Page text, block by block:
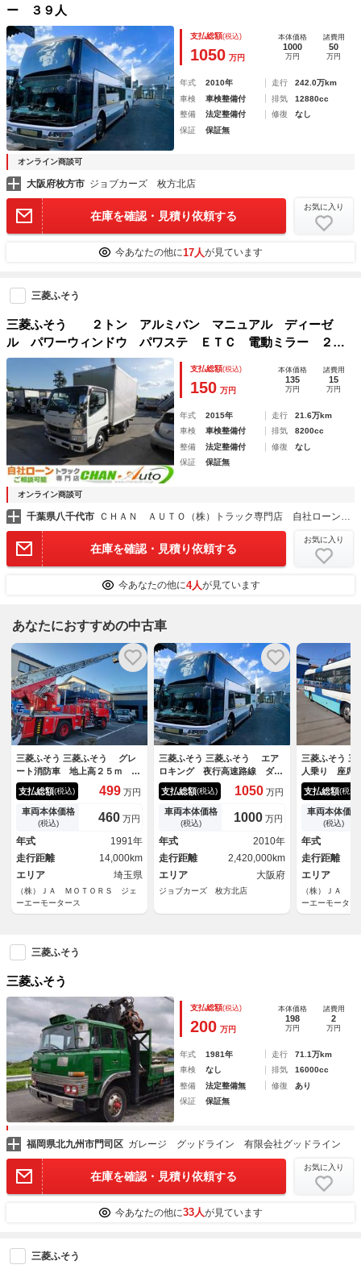
ー ３９人
支払総額(税込)
1050 万円
本体価格
1000
万円
諸費用
50
万円
年式 2010年 走行
242.0万km
車検
車検整備付 排気
12880cc
整備
法定整備付 修復
なし
保証
保証無
オンライン商談可
大阪府枚方市 ジョブカーズ 枚方北店
在庫を確認・見積り依頼する
お気に入り
今あなたの他に17人が見ています
三菱ふそう
三菱ふそう ２トン アルミバン マニュアル ディーゼ
ル パワーウィンドウ パワステ ＥＴＣ 電動ミラー ２６
０５０６
支払総額(税込)
150 万円
本体価格
135
万円
諸費用
15
万円
年式 2015年 走行
21.6万km
車検
車検整備付 排気
8200cc
整備
法定整備付 修復
なし
保証
保証無
オンライン商談可
千葉県八千代市 ＣＨＡＮ ＡＵＴＯ（株）トラック専門店 自社ローン・自社リース・レンタカー
在庫を確認・見積り依頼する
お気に入り
今あなたの他に4人が見ています
あなたにおすすめの中古車
三菱ふそう 三菱ふそう グレ
ート消防車 地上高２５ｍ ワ
ンオーナー 記録簿 ＰＴＯ
水ポンプ ６速ＭＴ ６人乗
り 法定整備 車検１年
支払総額(税込) 499 万円
車両本体価格
(税込) 460 万円
年式
1991年
走行距離
14,000km
エリア
埼玉県
（株）ＪＡ ＭＯＴＯＲＳ ジェ
ーエーモータース
三菱ふそう 三菱ふそう エア
ロキング 夜行高速路線 ダブ
ルデッカー ３９人
支払総額(税込) 1050 万円
車両本体価格
(税込) 1000 万円
年式
2010年
走行距離
2,420,000km
エリア
大阪府
ジョブカーズ 枚方北店
三菱ふそう
人乗り 座席
ュアル ター
適合 自動ド
車 車検１年
支払総額(税込)
車両本体価格
(税込)
年式
走行距離
エリア
（株）ＪＡ
ーエーモーター
三菱ふそう
三菱ふそう
支払総額(税込)
200 万円
本体価格
198
万円
諸費用
2
万円
年式 1981年 走行
71.1万km
車検
なし 排気
16000cc
整備
法定整備無 修復
あり
保証
保証無
福岡県北九州市門司区 ガレージ グッドライン 有限会社グッドライン
在庫を確認・見積り依頼する
お気に入り
今あなたの他に33人が見ています
三菱ふそう